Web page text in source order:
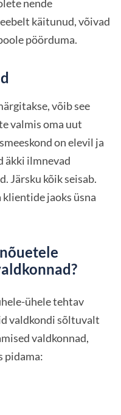
nende
käitunud, võivad
pöörduma.
võib see
valmis oma uut
on elevil ja
äkki ilmnevad
Järsku kõik seisab.
jaoks üsna
ühele tehtav
valdkondi sõltuvalt
valdkonnad,
pidama: